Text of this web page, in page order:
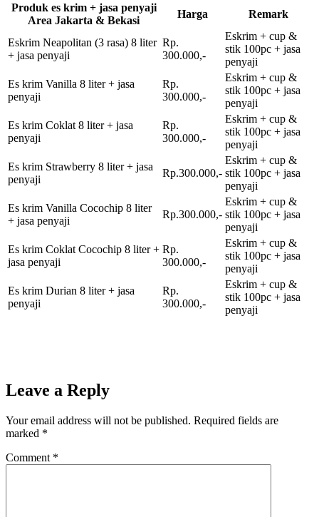
Produk es krim + jasa penyaji
Area Jakarta & Bekasi
Harga Remark
Eskrim Neapolitan (3 rasa) 8 liter
+ jasa penyaji
Rp.
300.000,-
Eskrim + cup &
stik 100pc + jasa
penyaji
Es krim Vanilla 8 liter + jasa
penyaji
Rp.
300.000,-
Eskrim + cup &
stik 100pc + jasa
penyaji
Es krim Coklat 8 liter + jasa
penyaji
Rp.
300.000,-
Eskrim + cup &
stik 100pc + jasa
penyaji
Es krim Strawberry 8 liter + jasa
penyaji
Rp.300.000,-
Eskrim + cup &
stik 100pc + jasa
penyaji
Es krim Vanilla Cocochip 8 liter
+ jasa penyaji
Rp.300.000,-
Eskrim + cup &
stik 100pc + jasa
penyaji
Es krim Coklat Cocochip 8 liter +
jasa penyaji
Rp.
300.000,-
Eskrim + cup &
stik 100pc + jasa
penyaji
Es krim Durian 8 liter + jasa
penyaji
Rp.
300.000,-
Eskrim + cup &
stik 100pc + jasa
penyaji
Leave a Reply
Your email address will not be published. Required fields are
marked *
Comment *